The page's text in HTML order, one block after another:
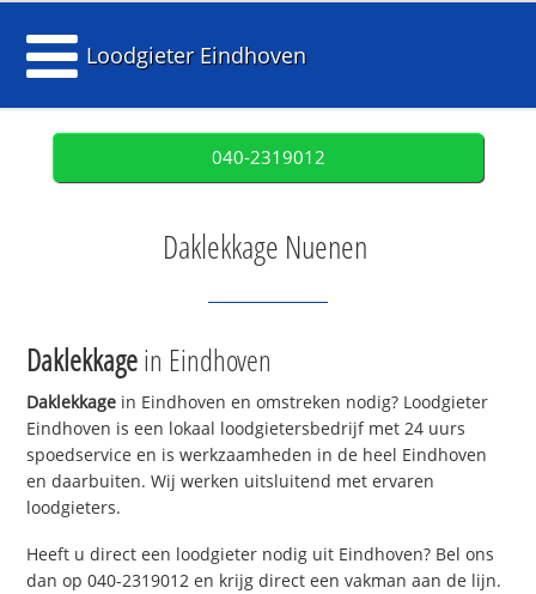
Loodgieter Eindhoven
040-2319012
Daklekkage Nuenen
Daklekkagein Eindhoven
Daklekkage in Eindhoven en omstreken nodig? Loodgieter
Eindhoven is een lokaal loodgietersbedrijf met 24 uurs
spoedservice en is werkzaamheden in de heel Eindhoven
en daarbuiten. Wij werken uitsluitend met ervaren
loodgieters.
Heeft u direct een loodgieter nodig uit Eindhoven? Bel ons
dan op 040-2319012 en krijg direct een vakman aan de lijn.